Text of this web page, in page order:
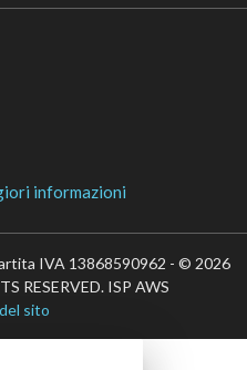
informazioni
IVA 13868590962 - © 2026
RESERVED. ISP AWS
sito